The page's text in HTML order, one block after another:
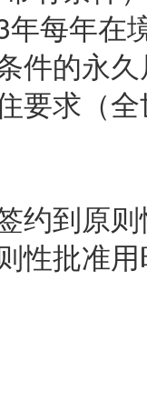
每年在
件的永
要求（
约到原
性批准